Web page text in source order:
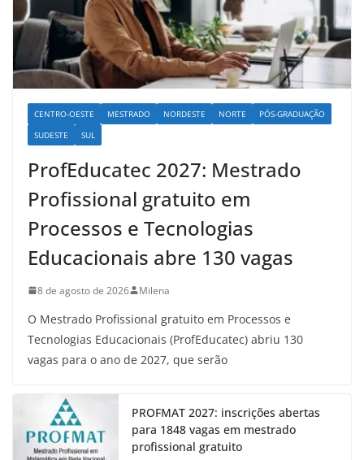
CENTRO-OESTE MESTRADO NORDESTE NORTE
PÓS-GRADUAÇÃO
SUDESTE
SUL
ProfEducatec 2027: Mestrado
Profissional gratuito em
Processos e Tecnologias
Educacionais abre 130 vagas
8 de agosto de 2026 Milena
O Mestrado Profissional gratuito em Processos e
Tecnologias Educacionais (ProfEducatec) abriu 130
vagas para o ano de 2027, que serão
PROFMAT 2027: inscrições abertas
para 1848 vagas em mestrado
profissional gratuito